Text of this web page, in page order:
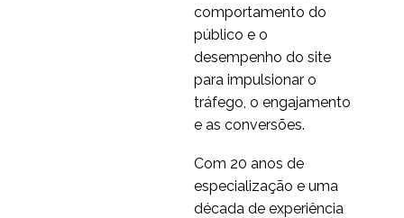
comportamento do
público e o
desempenho do site
para impulsionar o
tráfego, o engajamento
e as conversões.
Com 20 anos de
especialização e uma
década de experiência